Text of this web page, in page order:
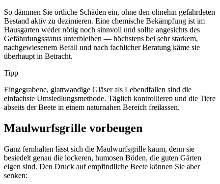
So dämmen Sie örtliche Schäden ein, ohne den ohnehin gefährdeten
Bestand aktiv zu dezimieren. Eine chemische Bekämpfung ist im
Hausgarten weder nötig noch sinnvoll und sollte angesichts des
Gefährdungsstatus unterbleiben — höchstens bei sehr starkem,
nachgewiesenem Befall und nach fachlicher Beratung käme sie
überhaupt in Betracht.
Tipp
Eingegrabene, glattwandige Gläser als Lebendfallen sind die
einfachste Umsiedlungsmethode. Täglich kontrollieren und die Tiere
abseits der Beete in einem naturnahen Bereich freilassen.
Maulwurfsgrille vorbeugen
Ganz fernhalten lässt sich die Maulwurfsgrille kaum, denn sie
besiedelt genau die lockeren, humosen Böden, die guten Gärten
eigen sind. Den Druck auf empfindliche Beete können Sie aber
senken: